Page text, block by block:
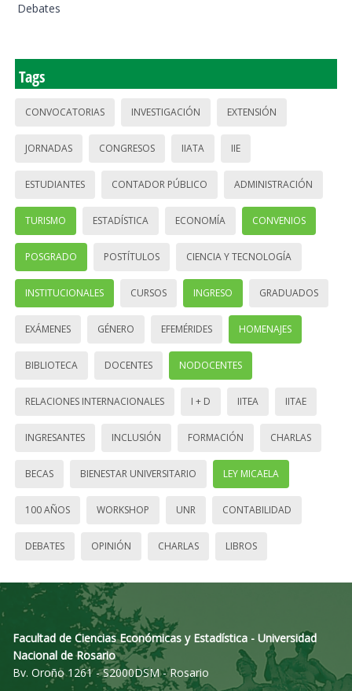
Debates
Tags
CONVOCATORIAS INVESTIGACIÓN EXTENSIÓN
JORNADAS CONGRESOS IIATA IIE
ESTUDIANTES CONTADOR PÚBLICO ADMINISTRACIÓN
TURISMO ESTADÍSTICA ECONOMÍA CONVENIOS
POSGRADO POSTÍTULOS CIENCIA Y TECNOLOGÍA
INSTITUCIONALES CURSOS INGRESO GRADUADOS
EXÁMENES GÉNERO EFEMÉRIDES HOMENAJES
BIBLIOTECA DOCENTES NODOCENTES
RELACIONES INTERNACIONALES I + D IITEA IITAE
INGRESANTES INCLUSIÓN FORMACIÓN CHARLAS
BECAS BIENESTAR UNIVERSITARIO LEY MICAELA
100 AÑOS WORKSHOP UNR CONTABILIDAD
DEBATES OPINIÓN CHARLAS LIBROS
Facultad de Ciencias Económicas y Estadística - Universidad
Nacional de Rosario
Bv. Oroño 1261 - S2000DSM - Rosario